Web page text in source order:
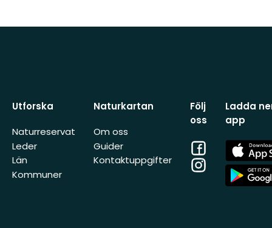
Utforska
Naturreservat
Leder
Län
Kommuner
Naturkartan
Om oss
Guider
Kontaktuppgifter
Följ
oss
Facebook
Instagram
Ladda
app
App
Store
App
Store